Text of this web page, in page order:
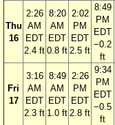
Thu
16
2:26
AM
EDT
2.4 ft
8:20
AM
EDT
0.8 ft
2:02
PM
EDT
2.5 ft
8:49
PM
EDT
−0.2
ft
Fri
17
3:16
AM
EDT
2.3 ft
8:49
AM
EDT
1.0 ft
2:26
PM
EDT
2.8 ft
9:34
PM
EDT
−0.5
ft